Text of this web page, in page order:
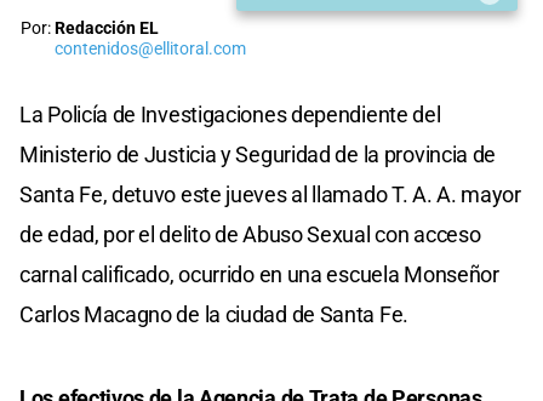
Por:Redacción EL
contenidos@ellitoral.com
La Policía de Investigaciones dependiente del
Ministerio de Justicia y Seguridad de la provincia de
Santa Fe, detuvo este jueves al llamado T. A. A. mayor
de edad, por el delito de Abuso Sexual con acceso
carnal calificado, ocurrido en una escuela Monseñor
Carlos Macagno de la ciudad de Santa Fe.